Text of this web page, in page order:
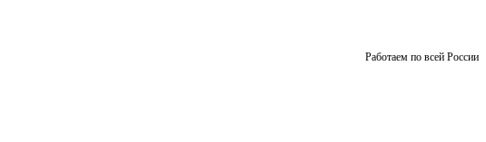
Работаем по всей России